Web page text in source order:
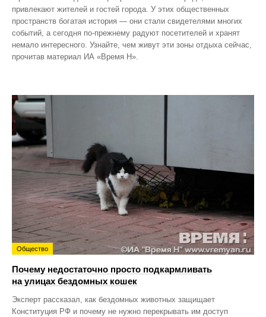
привлекают жителей и гостей города. У этих общественных
пространств богатая история — они стали свидетелями многих
событий, а сегодня по‑прежнему радуют посетителей и хранят
немало интересного. Узнайте, чем живут эти зоны отдыха сейчас,
прочитав материал ИА «Время Н».
Общество
Почему недостаточно просто подкармливать
на улицах бездомных кошек
Эксперт рассказал, как бездомных животных защищает
Конституция РФ и почему не нужно перекрывать им доступ